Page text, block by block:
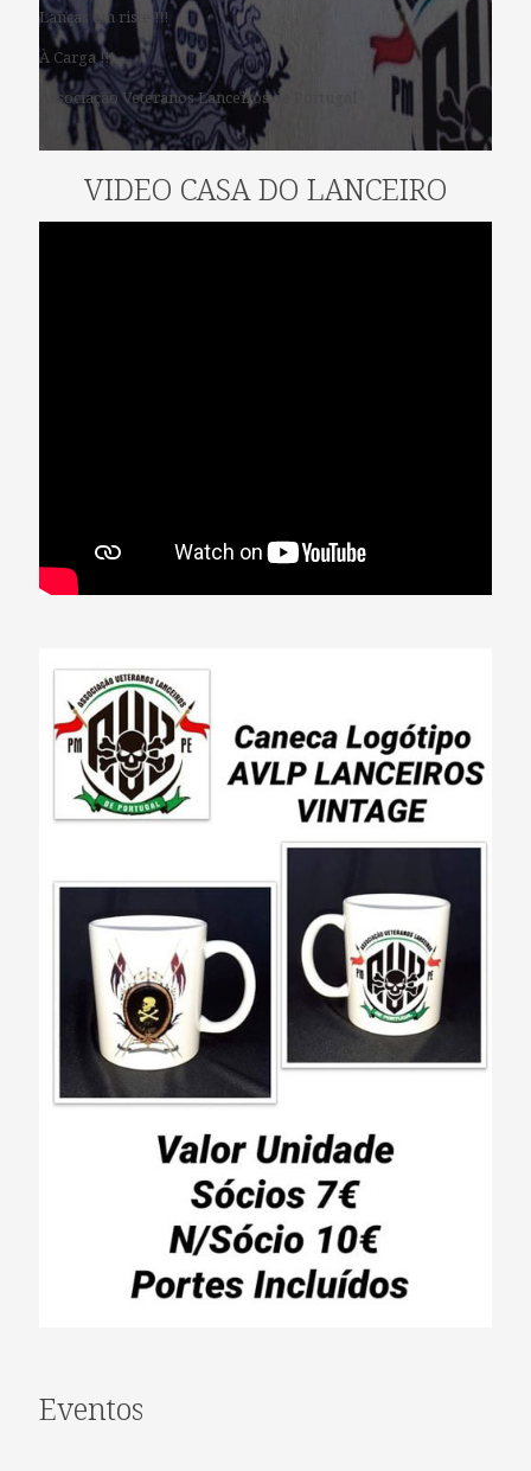
Lanças em riste !!!
À Carga !!!
Associação Veteranos Lanceiros de Portugal
VIDEO CASA DO LANCEIRO
Eventos